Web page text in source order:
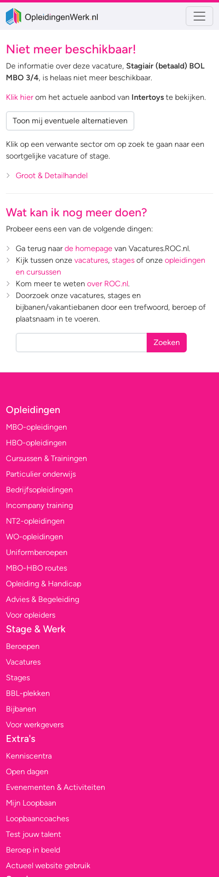
Niet meer beschikbaar!
De informatie over deze vacature, Stagiair (betaald) BOL
MBO 3/4, is helaas niet meer beschikbaar.
Klik hierom het actuele aanbod van Intertoys te bekijken.
Toon mij eventuele alternatieven
Klik op een verwante sector om op zoek te gaan naar een
soortgelijke vacature of stage.
Groot & Detailhandel
Wat kan ik nog meer doen?
Probeer eens een van de volgende dingen:
Ga terug naar de homepage van Vacatures.ROC.nl.
Kijk tussen onze vacatures, stages of onze opleidingen
en cursussen
Kom meer te weten over ROC.nl.
Doorzoek onze vacatures, stages en
bijbanen/vakantiebanen door een trefwoord, beroep of
plaatsnaam in te voeren.
Zoeken
Opleidingen
MBO-opleidingen
HBO-opleidingen
Cursussen & Trainingen
Particulier onderwijs
Bedrijfsopleidingen
Incompany training
NT2-opleidingen
WO-opleidingen
Uniformberoepen
MBO-HBO routes
Opleiding & Handicap
Advies & Begeleiding
Voor opleiders
Stage & Werk
Beroepen
Vacatures
Stages
BBL-plekken
Bijbanen
Voor werkgevers
Extra's
Kenniscentra
Open dagen
Evenementen & Activiteiten
Mijn Loopbaan
Loopbaancoaches
Test jouw talent
Beroep in beeld
Actueel website gebruik